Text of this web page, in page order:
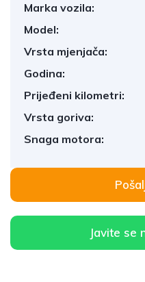
Marka vozila:
Model:
Vrsta mjenjača:
Godina:
Prijeđeni kilometri:
Vrsta goriva:
Snaga motora:
Javite se